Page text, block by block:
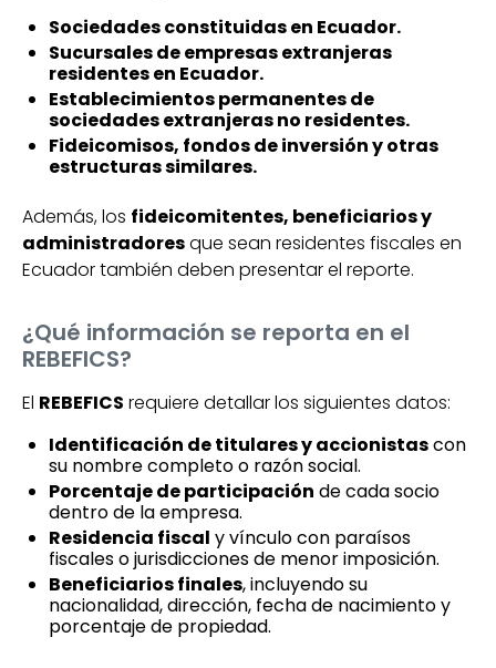
Sociedades constituidas en Ecuador.
Sucursales de empresas extranjeras
residentes en Ecuador.
Establecimientos permanentes de
sociedades extranjeras no residentes.
Fideicomisos, fondos de inversión y otras
estructuras similares.
Además, los fideicomitentes, beneficiarios y
administradoresque sean residentes fiscales en
Ecuador también deben presentar el reporte.
¿Qué información se reporta en el
REBEFICS?
El REBEFICS requiere detallar los siguientes datos:
Identificación de titulares y accionistascon
su nombre completo o razón social.
Porcentaje de participación de cada socio
dentro de la empresa.
Residencia fiscal y vínculo con paraísos
fiscales o jurisdicciones de menor imposición.
Beneficiarios finales, incluyendo su
nacionalidad, dirección, fecha de nacimiento y
porcentaje de propiedad.